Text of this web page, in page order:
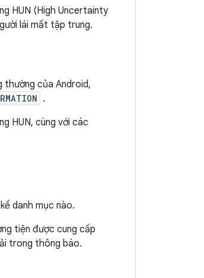
HUN (High Uncertainty
lái mất tập trung.
của Android,
.
HUN, cùng với các
danh mục nào.
tiện được cung cấp
trong thông báo.